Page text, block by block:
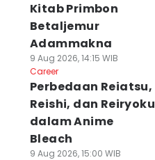
Kitab Primbon
Betaljemur
Adammakna
9 Aug 2026, 14:15 WIB
Career
Perbedaan Reiatsu,
Reishi, dan Reiryoku
dalam Anime
Bleach
9 Aug 2026, 15:00 WIB